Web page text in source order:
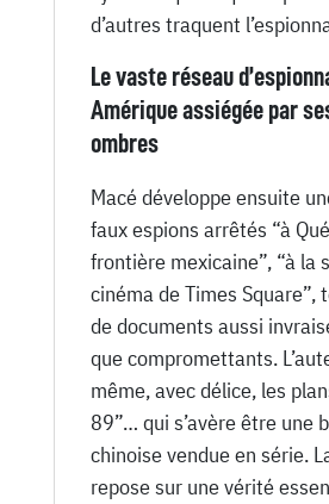
d’autres traquent
Le vaste réseau
Amérique assiégée par
ombres
Macé développe ensuite
faux espions arrêtés “à
frontière mexicaine”, “à la
cinéma de Times Square”,
de documents aussi
que compromettants.
même, avec délice, les
89”… qui s’avère être une
chinoise vendue en série.
repose sur une vérité